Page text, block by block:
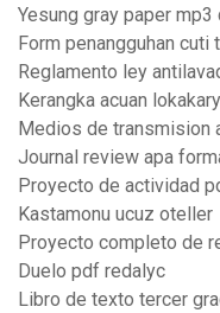
Yesung gray paper mp3
Form penangguhan cuti
Reglamento ley
Kerangka acuan
Medios de transmision
Journal review apa
Proyecto de actividad
Kastamonu ucuz oteller
Proyecto completo de
Duelo pdf redalyc
Libro de texto tercer